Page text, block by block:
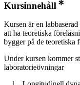
Kursinnehåll
Kursen är en
att ha teoretiska
bygger på de teoretiska
Under kursen kommer
laboratorieövningar